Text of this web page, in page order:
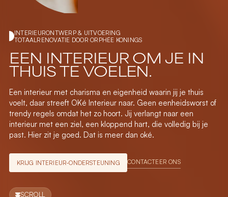
INTERIEURONTWERP & UITVOERING
TOTAALRENOVATIE DOOR ORPHÉE KONINGS
EEN INTERIEUROM JE IN
THUISTEVOELEN.
Een interieur met charisma en eigenheid waarin jij je thuis
voelt, daar streeft OKé Interieur naar. Geen eenheidsworst of
trendy regels omdat het zo hoort. Jij verlangt naar een
interieur met een ziel, een kloppend hart, die volledig bij je
past. Hier zit je goed. Dat is meer dan oké.
KRIJG INTERIEUR-ONDERSTEUNING CONTACTEER ONS
SCROLL